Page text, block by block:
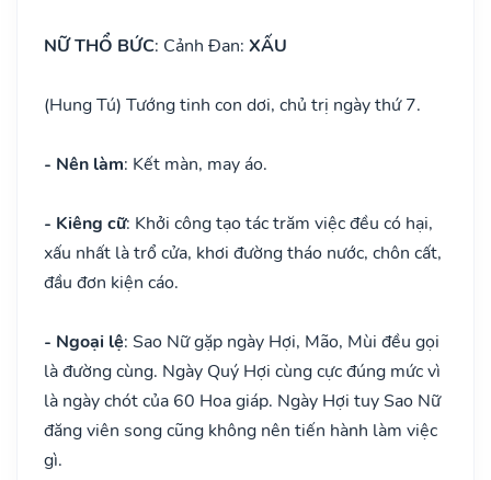
NỮ THỔ BỨC: Cảnh Đan: XẤU
(Hung Tú) Tướng tinh con dơi, chủ trị ngày thứ 7.
- Nên làm: Kết màn, may áo.
- Kiêng cữ: Khởi công tạo tác trăm việc đều có hại,
xấu nhất là trổ cửa, khơi đường tháo nước, chôn cất,
đầu đơn kiện cáo.
- Ngoại lệ: Sao Nữ gặp ngày Hợi, Mão, Mùi đều gọi
là đường cùng. Ngày Quý Hợi cùng cực đúng mức vì
là ngày chót của 60 Hoa giáp. Ngày Hợi tuy Sao Nữ
đăng viên song cũng không nên tiến hành làm việc
gì.